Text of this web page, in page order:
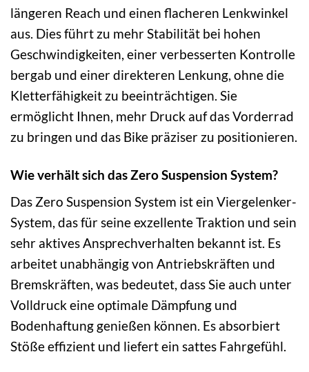
längeren Reach und einen flacheren Lenkwinkel
aus. Dies führt zu mehr Stabilität bei hohen
Geschwindigkeiten, einer verbesserten Kontrolle
bergab und einer direkteren Lenkung, ohne die
Kletterfähigkeit zu beeinträchtigen. Sie
ermöglicht Ihnen, mehr Druck auf das Vorderrad
zu bringen und das Bike präziser zu positionieren.
Wie verhält sich das Zero Suspension System?
Das Zero Suspension System ist ein Viergelenker-
System, das für seine exzellente Traktion und sein
sehr aktives Ansprechverhalten bekannt ist. Es
arbeitet unabhängig von Antriebskräften und
Bremskräften, was bedeutet, dass Sie auch unter
Volldruck eine optimale Dämpfung und
Bodenhaftung genießen können. Es absorbiert
Stöße effizient und liefert ein sattes Fahrgefühl.